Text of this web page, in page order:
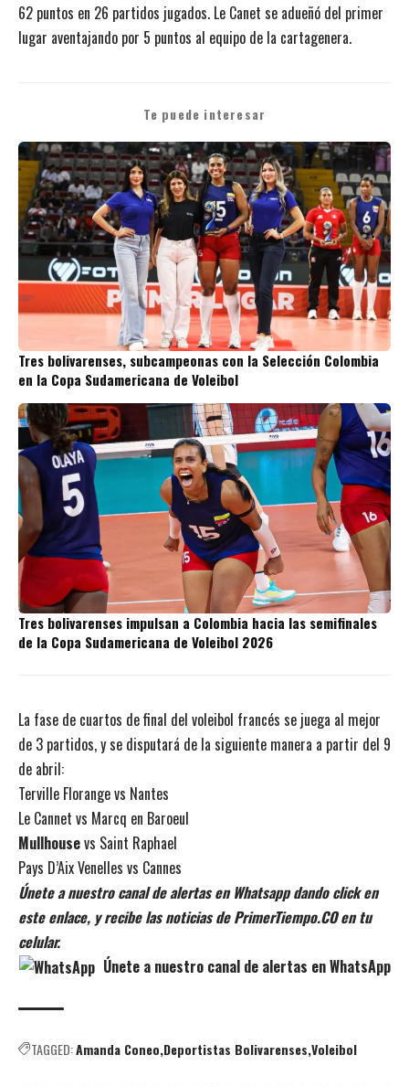
62 puntos en 26 partidos jugados. Le Canet se adueñó del primer
lugar aventajando por 5 puntos al equipo de la cartagenera.
Te puede interesar
Tres bolivarenses, subcampeonas con la Selección Colombia
en la Copa Sudamericana de Voleibol
Tres bolivarenses impulsan a Colombia hacia las semifinales
de la Copa Sudamericana de Voleibol 2026
La fase de cuartos de final del voleibol francés se juega al mejor
de 3 partidos, y se disputará de la siguiente manera a partir del 9
de abril:
Terville Florange vs Nantes
Le Cannet vs Marcq en Baroeul
Mullhousevs Saint Raphael
Pays D’Aix Venelles vs Cannes
Únete a nuestro canal de alertas en Whatsapp dando click en
este enlace, y recibe las noticias de PrimerTiempo.CO en tu
celular.
Únete a nuestro canal de alertas en WhatsApp
TAGGED:Amanda Coneo Deportistas Bolivarenses Voleibol